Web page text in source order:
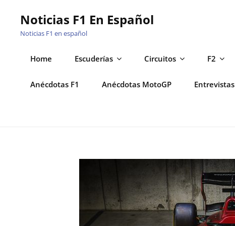
contenido
Noticias F1 En Español
Noticias F1 en español
Home Escuderías Circuitos F2
Anécdotas F1 Anécdotas MotoGP Entrevistas